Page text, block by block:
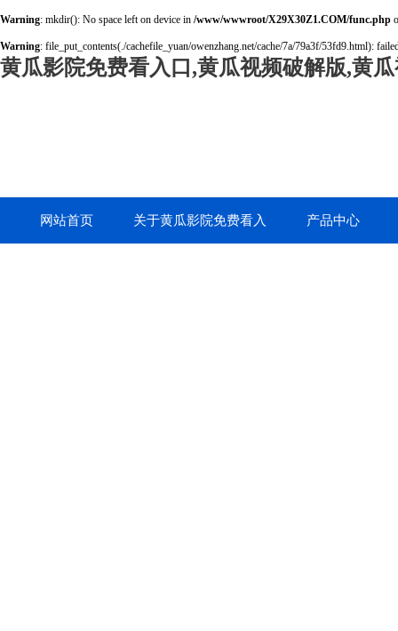
Warning: mkdir(): No space left on device in /www/wwwroot/X29X30Z1.COM/func.php
Warning: file_put_contents(./cachefile_yuan/owenzhang.net/cache/7a/79a3f/53fd9.html):
黄瓜影院免费看入口,黄瓜视频破解版,黄
网站首页 关于黄瓜影院免费看入 产品中心